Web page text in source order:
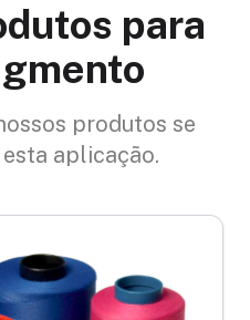
para
produtos se
aplicação.